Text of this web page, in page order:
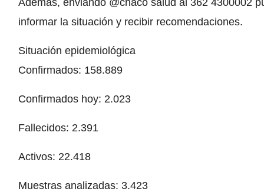
Además, enviando @chaco salud al 362 4300002
informar la situación y recibir recomendaciones.
Situación epidemiológica
Confirmados: 158.889
Confirmados hoy: 2.023
Fallecidos: 2.391
Activos: 22.418
Muestras analizadas: 3.423